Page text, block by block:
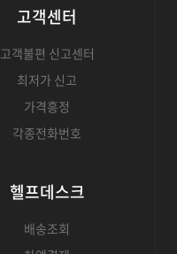
고객센터
고객불편 신고센터
최저가 신고
가격흥정
각종전화번호
헬프데스크
배송조회